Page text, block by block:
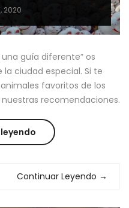
JAPÓN”
2020
guía diferente” os
ciudad especial. Si te
favoritos de los
recomendaciones.
“TOKYO
UNA
Continuar Leyendo →